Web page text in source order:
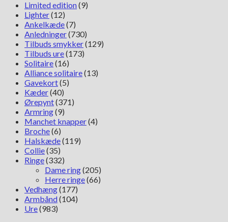
Limited edition(9)
Lighter(12)
Ankelkæde(7)
Anledninger(730)
Tilbuds smykker(129)
Tilbuds ure(173)
Solitaire(16)
Alliance solitaire(13)
Gavekort(5)
Kæder(40)
Ørepynt(371)
Armring(9)
Manchet knapper(4)
Broche(6)
Halskæde(119)
Collie(35)
Ringe(332)
Dame ring(205)
Herre ringe(66)
Vedhæng(177)
Armbånd(104)
Ure(983)